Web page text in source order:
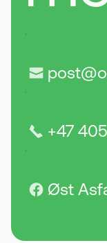
.
.
+47
.
Øst